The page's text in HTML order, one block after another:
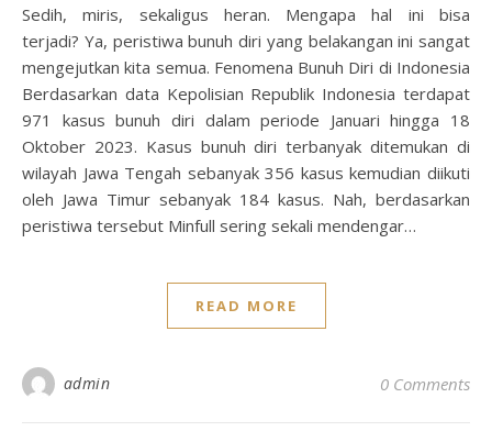
Sedih, miris, sekaligus heran. Mengapa hal ini bisa
terjadi? Ya, peristiwa bunuh diri yang belakangan ini sangat
mengejutkan kita semua. Fenomena Bunuh Diri di Indonesia
Berdasarkan data Kepolisian Republik Indonesia terdapat
971 kasus bunuh diri dalam periode Januari hingga 18
Oktober 2023. Kasus bunuh diri terbanyak ditemukan di
wilayah Jawa Tengah sebanyak 356 kasus kemudian diikuti
oleh Jawa Timur sebanyak 184 kasus. Nah, berdasarkan
peristiwa tersebut Minfull sering sekali mendengar…
READ MORE
admin 0 Comments